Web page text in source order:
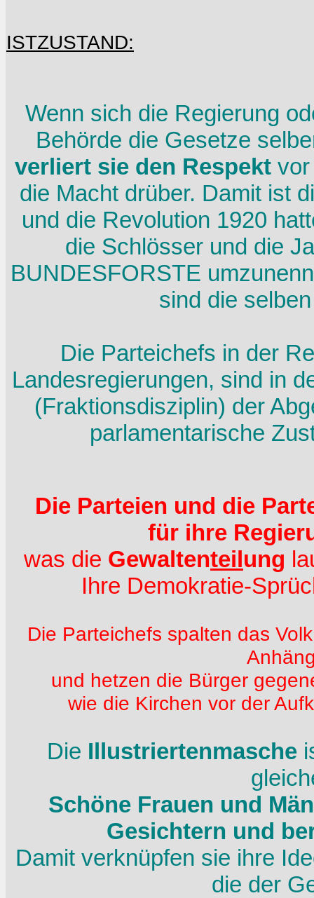
ISTZUSTAND:
Wenn sich die Regierung
Behörde die Gesetze
verliert sie den Respektvor
die Macht drüber. Damit ist
und die Revolution 1920
die Schlösser und die
BUNDESFORSTE
sind die
Die Parteichefs in der
Landesregierungen, sind in
(Fraktionsdisziplin) der
parlamentarische
Die Parteien und die
für ihre
was die Gewaltenteilung
Ihre Demokratie-
Die Parteichefs spalten das
und hetzen die Bürger
wie die Kirchen vor der
Die Illustriertenmasche
Schöne Frauen und
Gesichtern und
Damit verknüpfen sie ihre
die der